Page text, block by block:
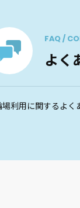
FAQ /
よく
利用に関するよく